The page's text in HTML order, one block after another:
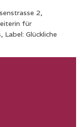
2,
für
Glückliche